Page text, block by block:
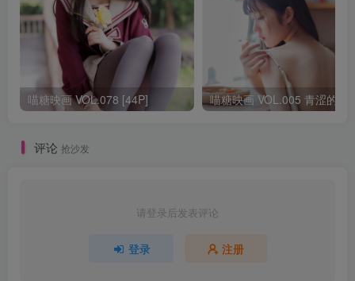
喵糖映画 VOL.078 [44P]
评论 抢沙发
请登录后发表评论
登录 注册